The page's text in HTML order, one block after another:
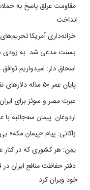
مقاومت عراق پاسخ به
انداخت
خزانه‌داری آمریکا
بسنت مدعی شد: به زودی
اسحاق دار: امیدواریم
پایان عمر ۵۰ ساله دلارهای نفتی به دست ایران
عبرت مصر و سوئز برای
اردوغان: پیمان سه‌جانبه
زاکانی: پیام «پیمان مکه»
یمن: هر کشوری که در کنار
دفتر حفاظت منافع ایران
خود ویران کرد